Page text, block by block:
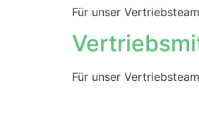
Für unser
Für unser